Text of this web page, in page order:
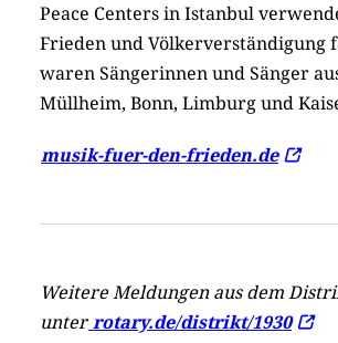
Peace Centers in Istanbul
Frieden und Völkerverständigung
waren Sängerinnen und Sänger
Müllheim, Bonn, Limburg und
musik-fuer-den-frieden.de
Weitere Meldungen aus dem
unterrotary.de/distrikt/1930